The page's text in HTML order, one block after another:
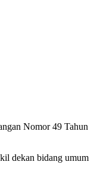
Nomor 49 Tahun
dekan bidang umum